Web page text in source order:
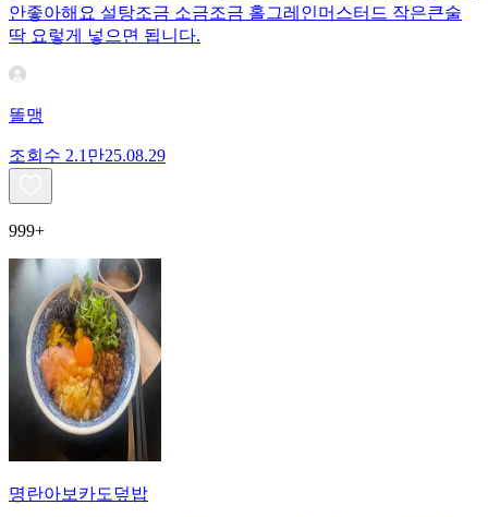
안좋아해요 설탕조금 소금조금 홀그레인머스터드 작은큰술
딱 요렇게 넣으면 됩니다.
똘맹
조회수 2.1만25.08.29
999+
명란아보카도덮밥